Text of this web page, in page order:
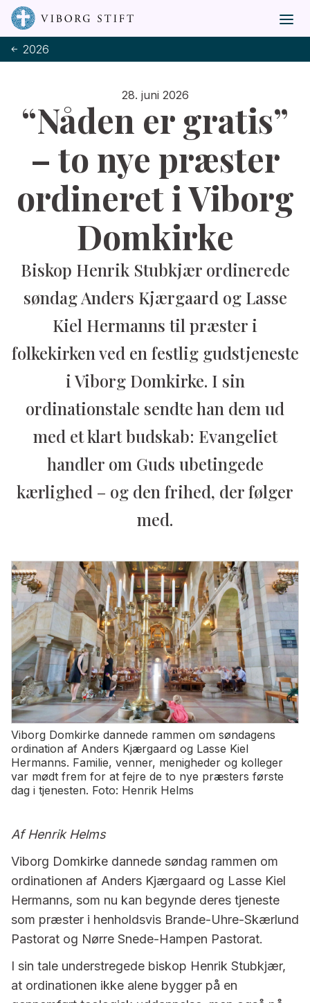
2026
28. juni 2026
“Nåden er gratis”
– to nye præster
ordineret i Viborg
Domkirke
Biskop Henrik Stubkjær ordinerede
søndag Anders Kjærgaard og Lasse
Kiel Hermanns til præster i
folkekirken ved en festlig gudstjeneste
i Viborg Domkirke. I sin
ordinationstale sendte han dem ud
med et klart budskab: Evangeliet
handler om Guds ubetingede
kærlighed – og den frihed, der følger
med.
Viborg Domkirke dannede rammen om søndagens
ordination af Anders Kjærgaard og Lasse Kiel
Hermanns. Familie, venner, menigheder og kolleger
var mødt frem for at fejre de to nye præsters første
dag i tjenesten. Foto: Henrik Helms
Af Henrik Helms
Viborg Domkirke dannede søndag rammen om
ordinationen af Anders Kjærgaard og Lasse Kiel
Hermanns, som nu kan begynde deres tjeneste
som præster i henholdsvis Brande-Uhre-Skærlund
Pastorat og Nørre Snede-Hampen Pastorat.
I sin tale understregede biskop Henrik Stubkjær,
at ordinationen ikke alene bygger på en